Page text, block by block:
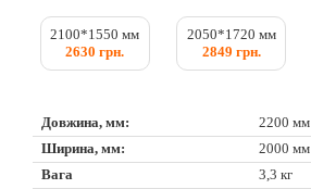
2100*1550 мм
2630 грн.
2050*1720 мм
2849 грн.
Довжина, мм:
2200 мм
Ширина, мм:
2000 мм
Вага
3,3 кг